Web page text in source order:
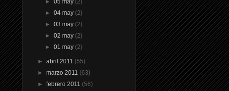
► 05 may (2)
► 04 may (2)
► 03 may (2)
► 02 may (2)
► 01 may (2)
►abril 2011 (55)
►marzo 2011 (63)
►febrero 2011 (56)